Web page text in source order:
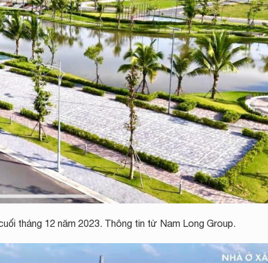
tháng 12 năm 2023. Thông tin từ Nam Long Group.